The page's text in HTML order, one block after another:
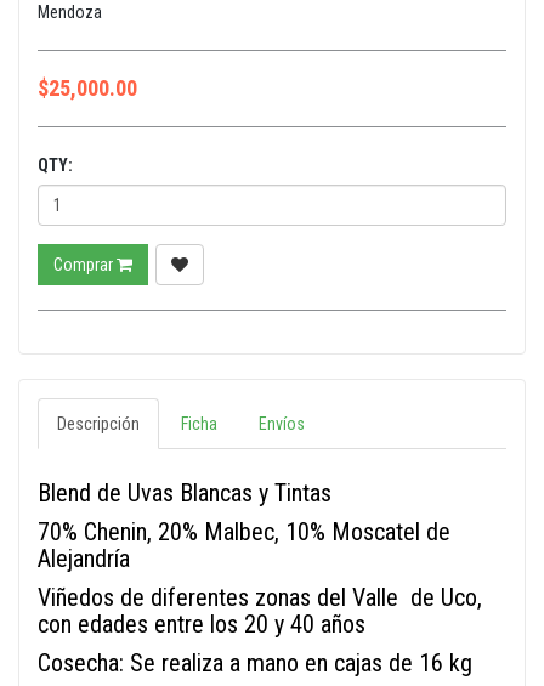
Mendoza
$25,000.00
QTY:
Comprar
Descripción Ficha Envíos
Blend de Uvas Blancas y Tintas
70% Chenin, 20% Malbec, 10% Moscatel de
Alejandría
Viñedos de diferentes zonas del Valle de Uco,
con edades entre los 20 y 40 años
Cosecha: Se realiza a mano en cajas de 16 kg